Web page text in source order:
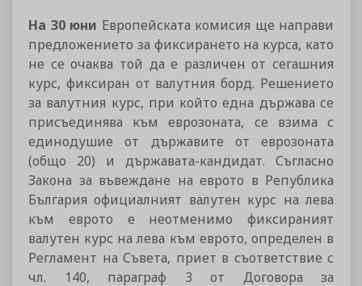
На 30 юни Европейската комисия ще направи
предложението за фиксирането на курса, като
не се очаква той да е различен от сегашния
курс, фиксиран от валутния борд. Решението
за валутния курс, при който една държава се
присъединява към еврозоната, се взима с
единодушие от държавите от еврозоната
(общо 20) и държавата-кандидат. Съгласно
Закона за въвеждане на еврото в Република
България официалният валутен курс на лева
към еврото е неотменимо фиксираният
валутен курс на лева към еврото, определен в
Регламент на Съвета, приет в съответствие с
чл. 140, параграф 3 от Договора за